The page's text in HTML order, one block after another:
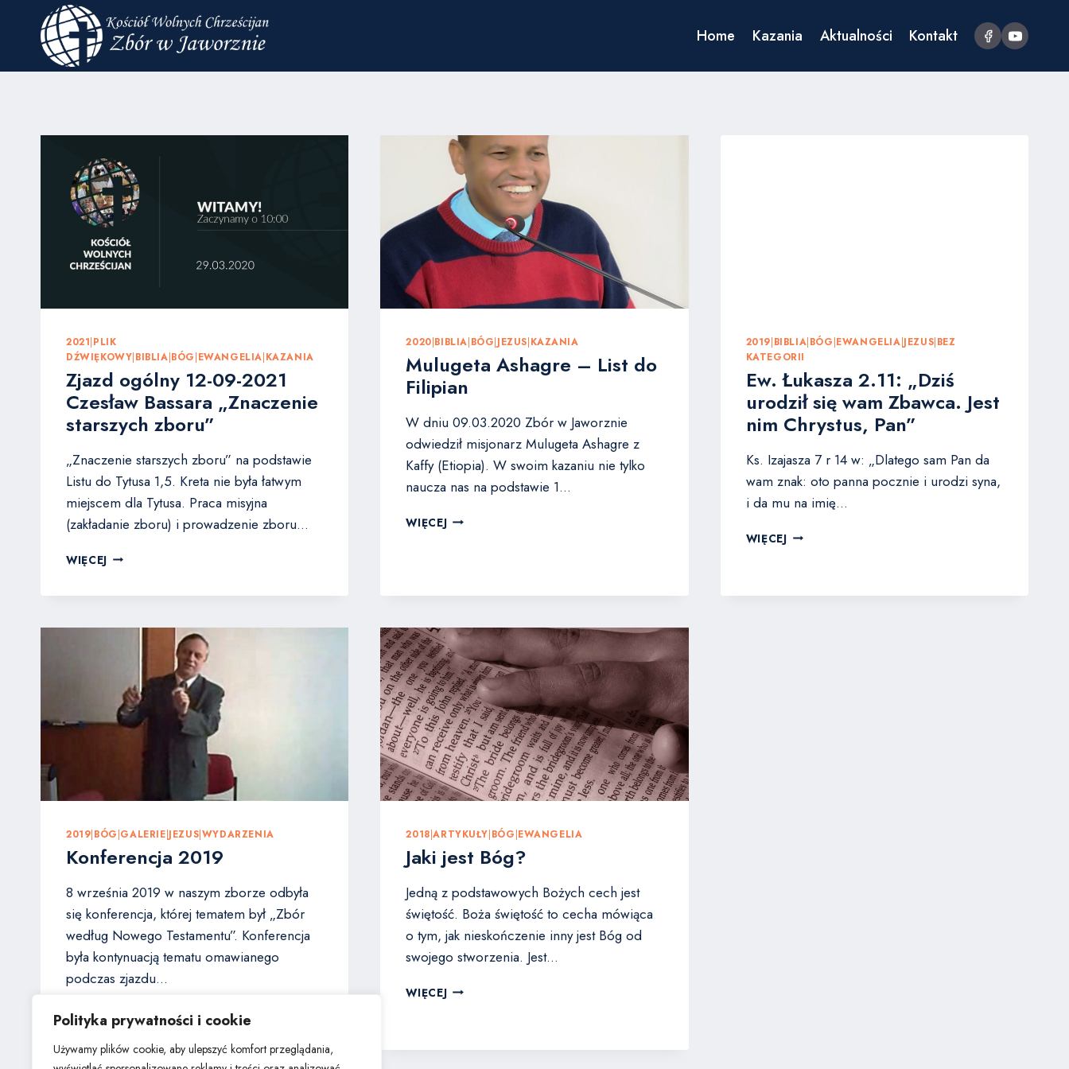
Polityka prywatności i cookie
Używamy plików cookie, aby ulepszyć komfort przeglądania,
Home Kazania Aktualności Kontakt
2021|PLIK
DŹWIĘKOWY|BIBLIA|BÓG|EWANGELIA|KAZANIA
Zjazd ogólny 12-09-2021
Czesław Bassara „Znaczenie
starszych zboru”
„Znaczenie starszych zboru” na podstawie
Listu do Tytusa 1,5. Kreta nie była łatwym
miejscem dla Tytusa. Praca misyjna
(zakładanie zboru) i prowadzenie zboru…
WIĘCEJ ZJAZD
BASSARA
„ZNACZENIE
STARSZYCH
ZBORU”
2020|BIBLIA|BÓG|JEZUS|KAZANIA
Mulugeta Ashagre – List do
Filipian
W dniu 09.03.2020 Zbór w Jaworznie
odwiedził misjonarz Mulugeta Ashagre z
Kaffy (Etiopia). W swoim kazaniu nie tylko
naucza nas na podstawie 1…
WIĘCEJMULUGETA
2019|BIBLIA|BÓG|EWANGELIA|JEZUS|BEZ
KATEGORII
Ew. Łukasza 2.11: „Dziś
urodził się wam Zbawca. Jest
nim Chrystus, Pan”
Ks. Izajasza 7 r 14 w: „Dlatego sam Pan da
wam znak: oto panna pocznie i urodzi syna,
i da mu na imię…
WIĘCEJEW.
URODZIŁ
2019|BÓG|GALERIE|JEZUS|WYDARZENIA
Konferencja 2019
8 września 2019 w naszym zborze odbyła
się konferencja, której tematem był „Zbór
według Nowego Testamentu”. Konferencja
była kontynuacją tematu omawianego
podczas zjazdu…
WIĘCEJ
2019
2018|ARTYKUŁY|BÓG|EWANGELIA
Jaki jest Bóg?
Jedną z podstawowych Bożych cech jest
świętość. Boża świętość to cecha mówiąca
o tym, jak nieskończenie inny jest Bóg od
swojego stworzenia. Jest…
WIĘCEJJAKI